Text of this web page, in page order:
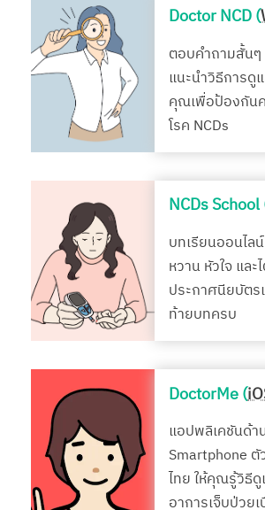
Doctor NCD (
ตอบคำถามสั้นๆ
แนะนำวิธีการดู
คุณเพื่อป้องกัน
โรค NCDs
NCDs School
บทเรียนออนไลน์
หวาน หัวใจ และ
ประกาศนียบัต
ท้ายบทครบ
DoctorMe (
แอปพลิเคชันด้
Smartphone
ไทย ให้คุณรู้วิธี
อาการเจ็บป่วย